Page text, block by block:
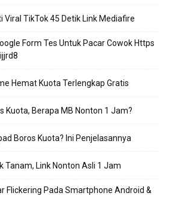
Viral TikTok 45 Detik Link Mediafire
Form Tes Untuk Pacar Cowok Https
Hemat Kuota Terlengkap Gratis
Kuota, Berapa MB Nonton 1 Jam?
Boros Kuota? Ini Penjelasannya
Tanam, Link Nonton Asli 1 Jam
Flickering Pada Smartphone Android &